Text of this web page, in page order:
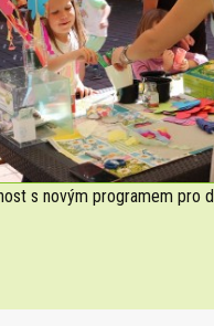
s novým programem pro